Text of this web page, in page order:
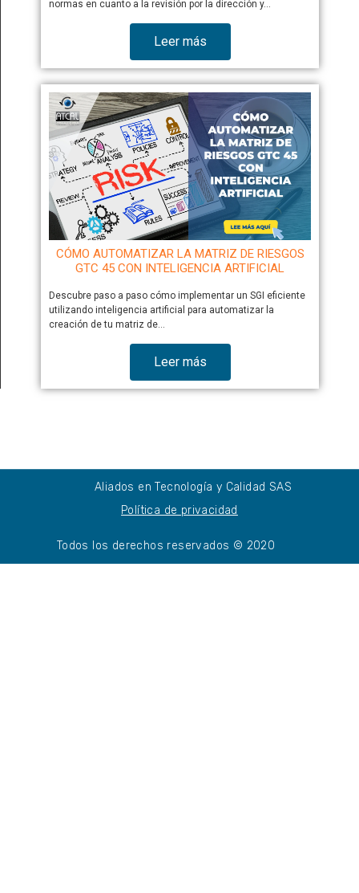
normas en cuanto a la revisión por la dirección y…
Leer más
CÓMO AUTOMATIZAR LA MATRIZ DE RIESGOS
GTC 45 CON INTELIGENCIA ARTIFICIAL
Descubre paso a paso cómo implementar un SGI eficiente
utilizando inteligencia artificial para automatizar la
creación de tu matriz de…
Leer más
Aliados en Tecnología y Calidad SAS
Política de privacidad
Todos los derechos reservados © 2020